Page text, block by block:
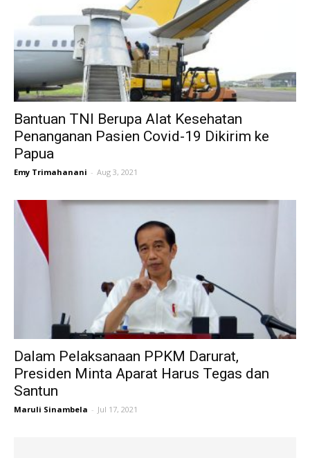
Bantuan TNI Berupa Alat Kesehatan
Penanganan Pasien Covid-19 Dikirim ke
Papua
Emy Trimahanani - Aug 3, 2021
Dalam Pelaksanaan PPKM Darurat,
Presiden Minta Aparat Harus Tegas dan
Santun
Maruli Sinambela - Jul 17, 2021